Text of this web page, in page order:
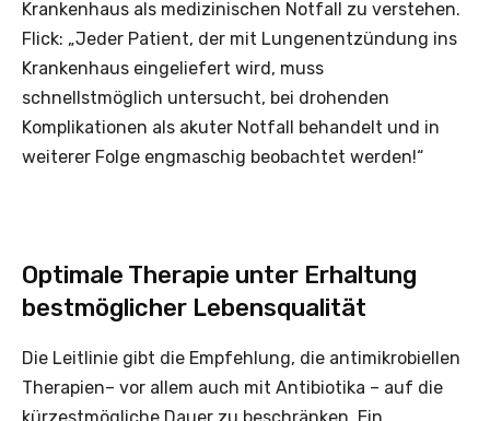
Krankenhaus als medizinischen Notfall zu verstehen.
Flick: „Jeder Patient, der mit Lungenentzündung ins
Krankenhaus eingeliefert wird, muss
schnellstmöglich untersucht, bei drohenden
Komplikationen als akuter Notfall behandelt und in
weiterer Folge engmaschig beobachtet werden!“
Optimale Therapie unter Erhaltung
bestmöglicher Lebensqualität
Die Leitlinie gibt die Empfehlung, die antimikrobiellen
Therapien– vor allem auch mit Antibiotika – auf die